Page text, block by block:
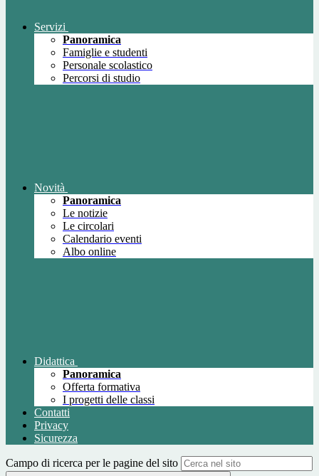
Servizi
Panoramica
Famiglie e studenti
Personale scolastico
Percorsi di studio
Novità
Panoramica
Le notizie
Le circolari
Calendario eventi
Albo online
Didattica
Panoramica
Offerta formativa
I progetti delle classi
Contatti
Privacy
Sicurezza
Campo di ricerca per le pagine del sito